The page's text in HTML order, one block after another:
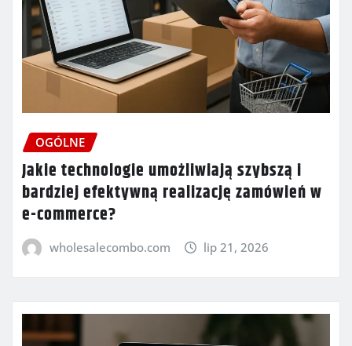
OGÓLNE
Jakie technologie umożliwiają szybszą i
bardziej efektywną realizację zamówień w
e-commerce?
wholesalecombo.com lip 21, 2026